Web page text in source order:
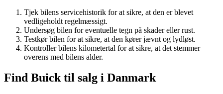
Tjek bilens servicehistorik for at sikre, at den er blevet
vedligeholdt regelmæssigt.
Undersøg bilen for eventuelle tegn på skader eller rust.
Testkør bilen for at sikre, at den kører jævnt og lydløst.
Kontroller bilens kilometertal for at sikre, at det stemmer
overens med bilens alder.
Find Buick til salg i Danmark